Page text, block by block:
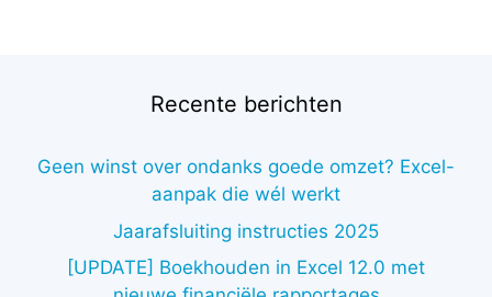
Recente berichten
Geen winst over ondanks goede omzet? Excel-
aanpak die wél werkt
Jaarafsluiting instructies 2025
[UPDATE] Boekhouden in Excel 12.0 met